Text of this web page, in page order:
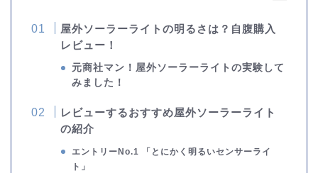
屋外ソーラーライトの明るさは？自腹購入
レビュー！
元商社マン！屋外ソーラーライトの実験して
みました！
レビューするおすすめ屋外ソーラーライト
の紹介
エントリーNo.1 「 とにかく明るいセンサーライ
ト」